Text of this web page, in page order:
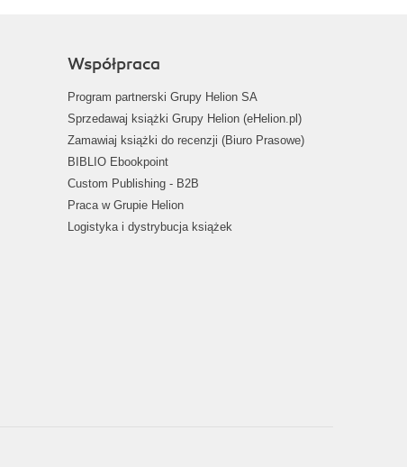
Współpraca
Program partnerski Grupy Helion SA
Sprzedawaj książki Grupy Helion (eHelion.pl)
Zamawiaj książki do recenzji (Biuro Prasowe)
BIBLIO Ebookpoint
Custom Publishing - B2B
Praca w Grupie Helion
Logistyka i dystrybucja książek